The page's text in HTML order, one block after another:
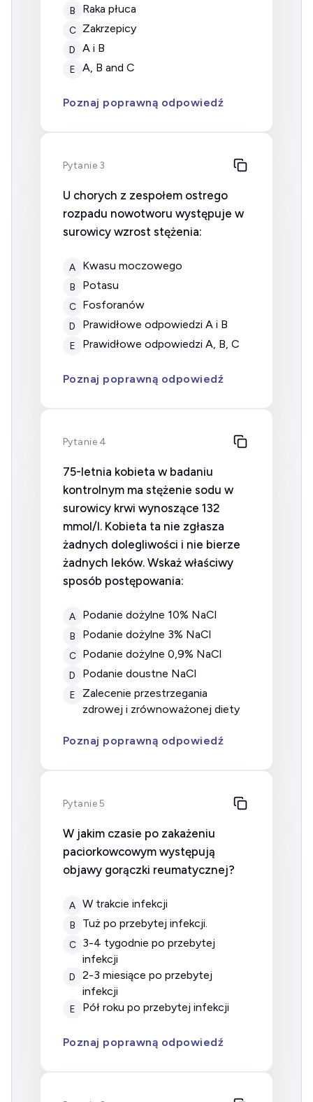
B raka płuca
C zakrzepicy
D A i B
E A, B and C
Poznaj poprawną odpowiedź
Pytanie 3
U chorych z zespołem ostrego
rozpadu nowotworu występuje w
surowicy wzrost stężenia:
A kwasu moczowego
B potasu
C fosforanów
D prawidłowe odpowiedzi A i B
E prawidłowe odpowiedzi A, B, C
Poznaj poprawną odpowiedź
Pytanie 4
75-letnia kobieta w badaniu
kontrolnym ma stężenie sodu w
surowicy krwi wynoszące 132
mmol/l. Kobieta ta nie zgłasza
żadnych dolegliwości i nie bierze
żadnych leków. Wskaż właściwy
sposób postępowania:
A Podanie dożylne 10% NaCl
B Podanie dożylne 3% NaCl
C Podanie dożylne 0,9% NaCl
D Podanie doustne NaCl
E
Zalecenie przestrzegania
zdrowej i zrównoważonej diety
Poznaj poprawną odpowiedź
Pytanie 5
W jakim czasie po zakażeniu
paciorkowcowym występują
objawy gorączki reumatycznej?
A w trakcie infekcji
B tuż po przebytej infekcji.
C
3-4 tygodnie po przebytej
infekcji
D
2-3 miesiące po przebytej
infekcji
E pół roku po przebytej infekcji
Poznaj poprawną odpowiedź